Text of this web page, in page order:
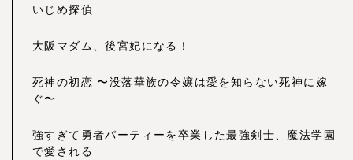
いじめ探偵
大阪マダム、後宮妃になる！
死神の初恋 〜没落華族の令嬢は愛を知らない死神に嫁
ぐ〜
強すぎて勇者パーティーを卒業した最強剣士、魔法学園
で愛される